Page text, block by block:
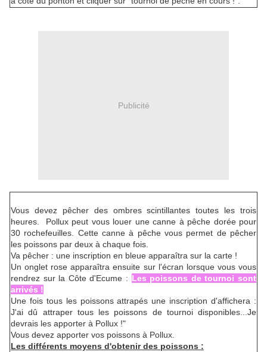
Publicité
Vous devez pêcher des ombres scintillantes toutes les trois
heures. Pollux peut vous louer une canne à pêche dorée pour
30 rochefeuilles. Cette canne à pêche vous permet de pêcher
les poissons par deux à chaque fois.
Va pêcher : une inscription en bleue apparaîtra sur la carte !
Un onglet rose apparaîtra ensuite sur l'écran lorsque vous vous
rendrez sur la Côte d'Ecume : Les poissons de tournoi sont
arrivés !
Une fois tous les poissons attrapés une inscription d'affichera :
J'ai dû attraper tous les poissons de tournoi disponibles...Je
devrais les apporter à Pollux !"
Vous devez apporter vos poissons à Pollux.
Les différents moyens d'obtenir des poissons :